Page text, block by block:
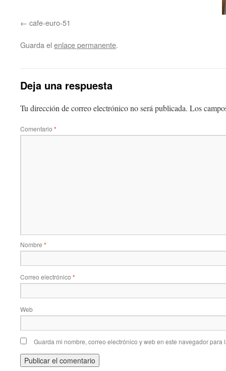
cafe-euro-51
Guarda el enlace permanente.
Deja una respuesta
Tu dirección de correo electrónico no será publicada. Los
Comentario *
Nombre *
Correo electrónico *
Web
Guarda mi nombre, correo electrónico y web en este navegador para